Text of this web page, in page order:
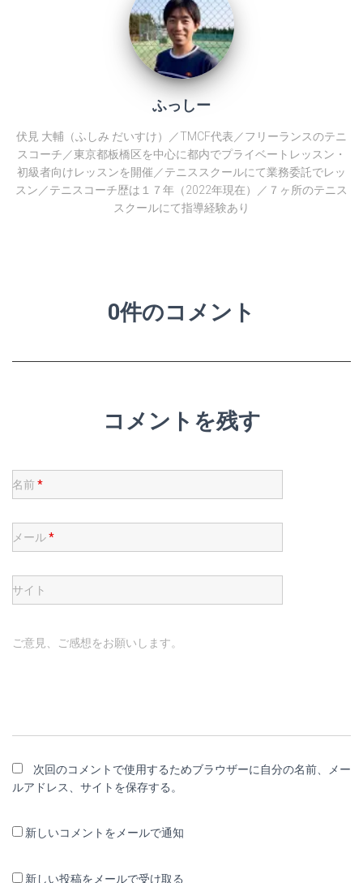
ふっしー
伏見 大輔（ふしみ だいすけ）／TMCF代表／フリーランスのテニ
スコーチ／東京都板橋区を中心に都内でプライベートレッスン・
初級者向けレッスンを開催／テニススクールにて業務委託でレッ
スン／テニスコーチ歴は１７年（2022年現在）／７ヶ所のテニス
スクールにて指導経験あり
0件のコメント
コメントを残す
名前*
メール*
サイト
ご意見、ご感想をお願いします。
次回のコメントで使用するためブラウザーに自分の名前、メー
ルアドレス、サイトを保存する。
新しいコメントをメールで通知
新しい投稿をメールで受け取る